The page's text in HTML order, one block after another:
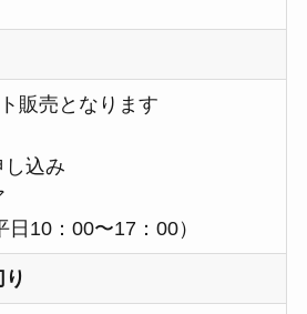
販売となります
込み
10：00〜17：00）